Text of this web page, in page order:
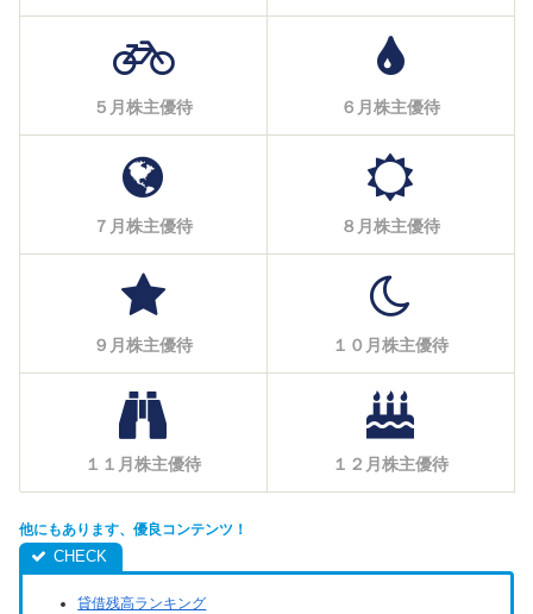
５月株主優待 ６月株主優待
７月株主優待 ８月株主優待
９月株主優待 １０月株主優待
１１月株主優待 １２月株主優待
他にもあります、優良コンテンツ！
貸借残高ランキング